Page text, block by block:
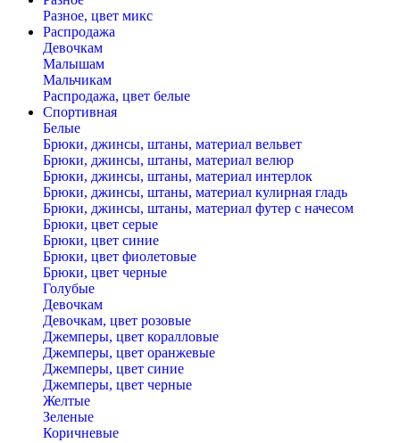
Разное, цвет микс
Распродажа
Девочкам
Малышам
Мальчикам
Распродажа, цвет белые
Спортивная
Белые
Брюки, джинсы, штаны, материал вельвет
Брюки, джинсы, штаны, материал велюр
Брюки, джинсы, штаны, материал интерлок
Брюки, джинсы, штаны, материал кулирная гладь
Брюки, джинсы, штаны, материал футер с начесом
Брюки, цвет серые
Брюки, цвет синие
Брюки, цвет фиолетовые
Брюки, цвет черные
Голубые
Девочкам
Девочкам, цвет розовые
Джемперы, цвет коралловые
Джемперы, цвет оранжевые
Джемперы, цвет синие
Джемперы, цвет черные
Желтые
Зеленые
Коричневые